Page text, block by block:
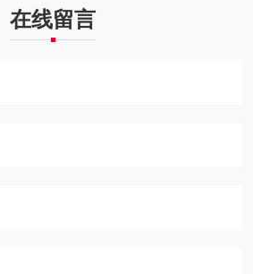
在线留言